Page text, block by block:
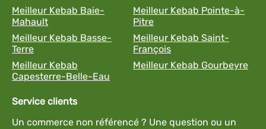
Meilleur Kebab Baie-
Mahault
Meilleur Kebab Pointe-à-
Pitre
Meilleur Kebab Basse-
Terre
Meilleur Kebab Saint-
François
Meilleur Kebab
Capesterre-Belle-Eau
Meilleur Kebab Gourbeyre
Service clients
Un commerce non référencé ? Une question ou un